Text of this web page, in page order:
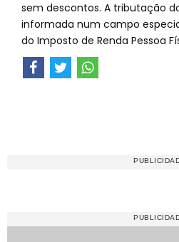
sem descontos. A tributação
informada num campo
do Imposto de Renda Pessoa